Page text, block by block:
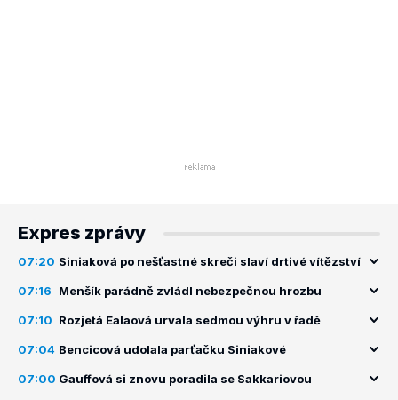
Expres zprávy
07:20 Siniaková po nešťastné skreči slaví drtivé vítězství
07:16 Menšík parádně zvládl nebezpečnou hrozbu
07:10 Rozjetá Ealaová urvala sedmou výhru v řadě
07:04 Bencicová udolala parťačku Siniakové
07:00 Gauffová si znovu poradila se Sakkariovou